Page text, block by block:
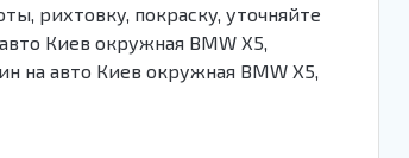
рихтовку, покраску, уточняйте
Киев окружная BMW X5,
на авто Киев окружная BMW X5,